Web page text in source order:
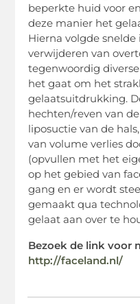
beperkte huid voor
deze manier het
Hierna volgde
verwijderen van
tegenwoordig
het gaat om het
gelaatsuitdrukking.
hechten/reven van
liposuctie van de
van volume verlies
(opvullen met het
op het gebied van
gang en er wordt
gemaakt qua
gelaat aan over te
Bezoek de link voor
http://faceland.nl/